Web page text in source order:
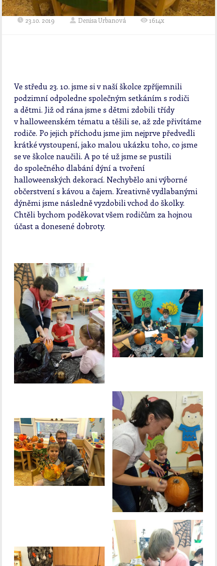
23.10. 2019 Denisa Urbanová 1614x
Ve středu 23. 10. jsme si v naší školce zpříjemnili
podzimní odpoledne společným setkáním s rodiči
a dětmi. Již od rána jsme s dětmi zdobili třídy
v halloweenském tématu a těšili se, až zde přivítáme
rodiče. Po jejich příchodu jsme jim nejprve předvedli
krátké vystoupení, jako malou ukázku toho, co jsme
se ve školce naučili. A po té už jsme se pustili
do společného dlabání dýní a tvoření
halloweenských dekorací. Nechybělo ani výborné
občerstvení s kávou a čajem. Kreativně vydlabanými
dýněmi jsme následně vyzdobili vchod do školky.
Chtěli bychom poděkovat všem rodičům za hojnou
účast a donesené dobroty.